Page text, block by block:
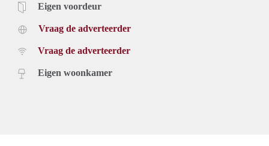
Eigen voordeur
Vraag de adverteerder
Vraag de adverteerder
Eigen woonkamer